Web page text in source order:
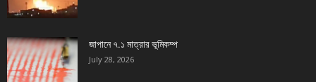
জাপানে ৭.১ মাত্রার ভূমিকম্প
July 28, 2026